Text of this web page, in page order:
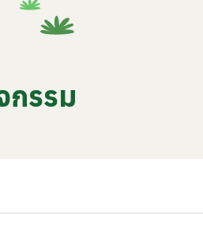
กรรม